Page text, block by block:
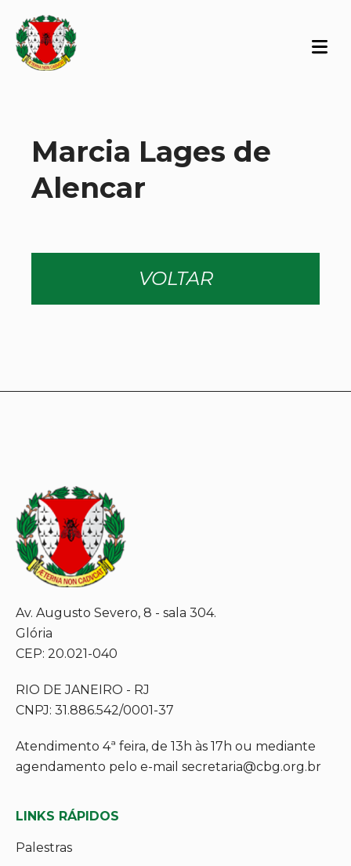
Marcia Lages de
Alencar
VOLTAR
Av. Augusto Severo, 8 - sala 304.
Glória
CEP: 20.021-040
RIO DE JANEIRO - RJ
CNPJ: 31.886.542/0001-37
Atendimento 4ª feira, de 13h às 17h ou mediante
agendamento pelo e-mail secretaria@cbg.org.br
LINKS RÁPIDOS
Palestras